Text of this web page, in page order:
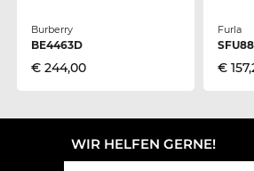
Burberry
BE4463D
€ 244,00
Furla
€
WIR HELFEN GERNE!